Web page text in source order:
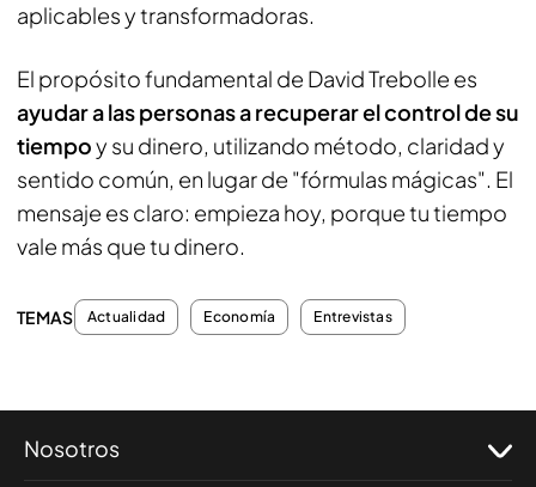
aplicables y transformadoras.
El propósito fundamental de David Trebolle es
ayudar a las personas a recuperar el control de su
tiempoy su dinero, utilizando método, claridad y
sentido común, en lugar de "fórmulas mágicas". El
mensaje es claro: empieza hoy, porque tu tiempo
vale más que tu dinero.
TEMAS Actualidad Economía Entrevistas
Nosotros